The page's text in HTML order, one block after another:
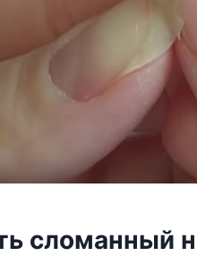
сломанный